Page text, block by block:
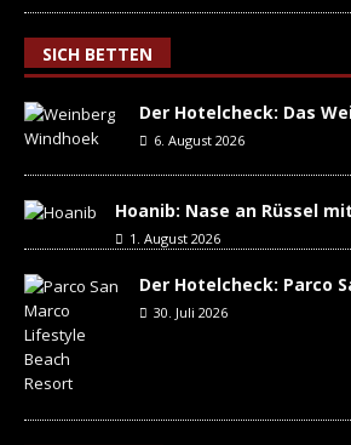
SICH BETTEN
Der Hotelcheck: Das
6. August 2026
Hoanib: Nase an Rüssel
1. August 2026
Der Hotelcheck: Parco
30. Juli 2026